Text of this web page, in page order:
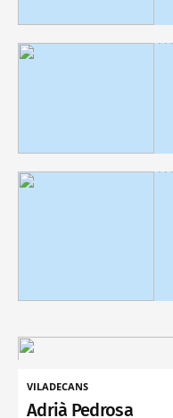
VILADECANS
Adrià Pedrosa